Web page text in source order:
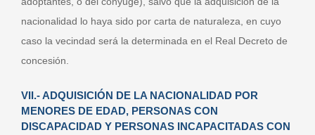
nacionalidad lo haya sido por carta de naturaleza, en cuyo
caso la vecindad será la determinada en el Real Decreto de
concesión.
VII.- ADQUISICIÓN DE LA NACIONALIDAD POR
MENORES DE EDAD, PERSONAS CON
DISCAPACIDAD Y PERSONAS INCAPACITADAS CON